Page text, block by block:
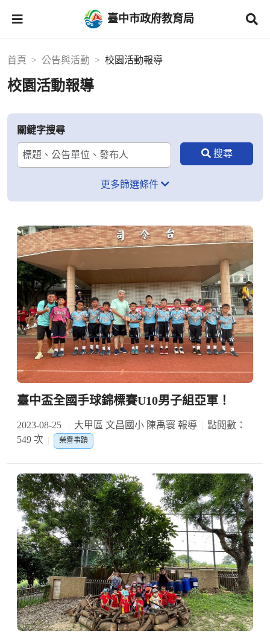
臺中市政府教育局
首頁 公告與活動 校園活動報導
校園活動報導
關鍵字搜尋
更多篩選條件
臺中盃全國手球錦標賽U10男子組亞軍！
2023-08-25 大甲區 文昌國小 陳禹寰 報導
點閱數：
549 次
榮譽事蹟